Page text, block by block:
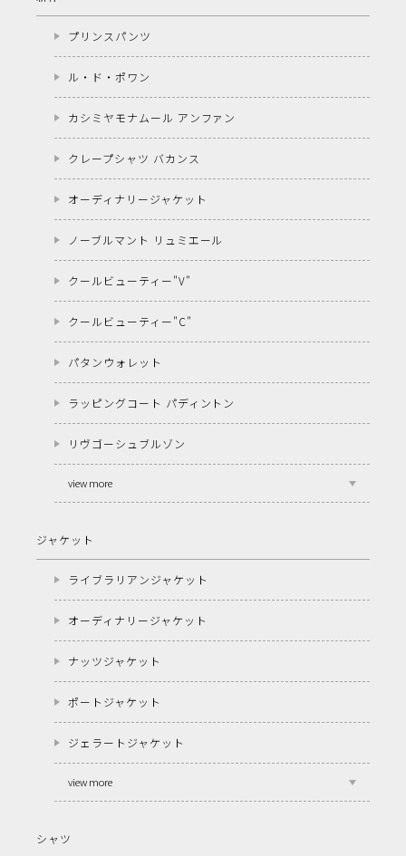
プリンスパンツ
ル・ド・ポワン
カシミヤモナムール アンファン
クレープシャツ バカンス
オーディナリージャケット
ノーブルマント リュミエール
クールビューティー"V"
クールビューティー"C"
パタンウォレット
ラッピングコート パディントン
リヴゴーシュブルゾン
view more
ジャケット
ライブラリアンジャケット
オーディナリージャケット
ナッツジャケット
ポートジャケット
ジェラートジャケット
view more
シャツ